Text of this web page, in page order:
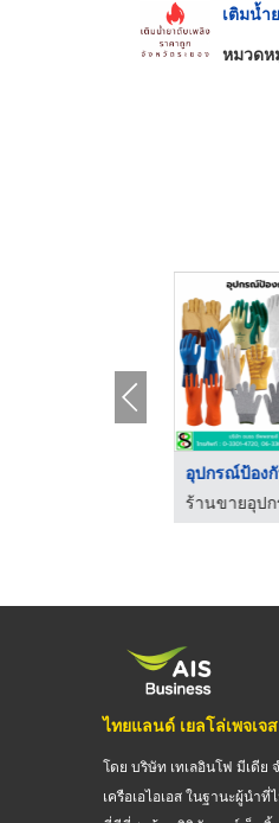
เติมน้ำ
หมวดห
ไทยแลนด์ เยลโล่เพจเจส
โดย บริษัท เทเลอินโฟ มีเดี
เครือเอไอเอส ในฐานะผู้นำ